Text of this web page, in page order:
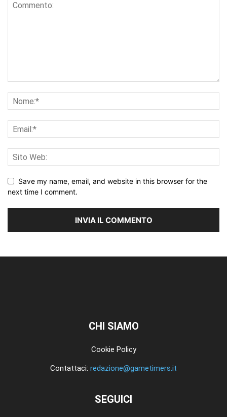
Save my name, email, and website in this browser for the
next time I comment.
CHI SIAMO
Cookie Policy
Contattaci: redazione@gametimers.it
SEGUICI